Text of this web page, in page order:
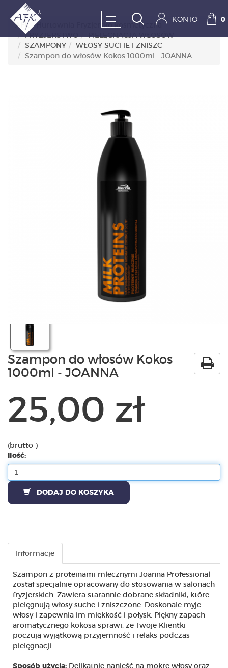
SKLEP:
PAZNOKCIE
WYPOSAŻENIE
BESTSELLERY
PRODUKTY
POLECAMY
SZKOLENIA
KONTO 0
AFK - Hurtownia Fryzjersko kosmetyczna
FRYZJERSTWO
PIELĘGNACJA WŁOSÓW
SZAMPONY
WŁOSY SUCHE I ZNISZC
Szampon do włosów Kokos 1000ml - JOANNA
Szampon do włosów Kokos
1000ml - JOANNA
25,00 zł
(brutto )
Ilość:
DODAJ DO KOSZYKA
Informacje
Szampon z proteinami mlecznymi Joanna Professional
został specjalnie opracowany do stosowania w salonach
fryzjerskich. Zawiera starannie dobrane składniki, które
pielęgnują włosy suche i zniszczone. Doskonale myje
włosy i zapewnia im miękkość i połysk. Piękny zapach
aromatycznego kokosa sprawi, że Twoje Klientki
poczują wyjątkową przyjemność i relaks podczas
pielęgnacji.
Sposób użycia: Delikatnie nanieść na mokre włosy oraz